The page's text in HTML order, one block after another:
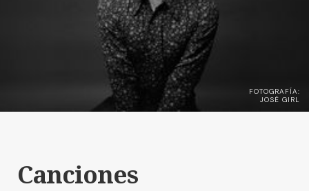
FOTOGRAFÍA:
JOSÉ GIRL
Canciones